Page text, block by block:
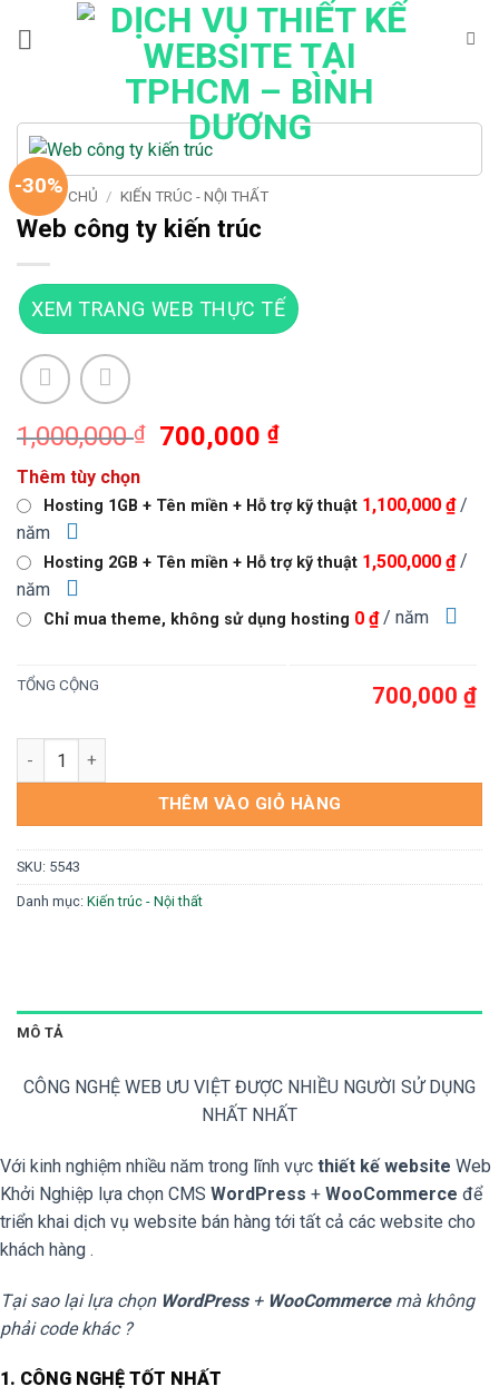
-30%
TRANG CHỦ / KIẾN TRÚC - NỘI THẤT
Web công ty kiến trúc
XEM TRANG WEB THỰC TẾ
1,000,000₫
Giá
1,000,000 ₫.
700,000₫Giá
là:
Thêm tùy chọn
Hosting 1GB + Tên miền + Hỗ trợ kỹ thuật 1,100,000 ₫ /
năm
Hosting 2GB + Tên miền + Hỗ trợ kỹ thuật 1,500,000 ₫ /
năm
Chỉ mua theme, không sử dụng hosting 0 ₫ / năm
TỔNG CỘNG 700,000 ₫
Web công ty kiến trúc số lượng
THÊM VÀO GIỎ HÀNG
SKU: 5543
Danh mục: Kiến trúc - Nội thất
MÔ TẢ
CÔNG NGHỆ WEB ƯU VIỆT ĐƯỢC NHIỀU NGƯỜI SỬ DỤNG
NHẤT NHẤT
Với kinh nghiệm nhiều năm trong lĩnh vực thiết kế website Web
Khởi Nghiệp lựa chọn CMS WordPress + WooCommerce để
triển khai dịch vụ website bán hàng tới tất cả các website cho
khách hàng .
Tại sao lại lựa chọn WordPress+ WooCommercemà không
phải code khác ?
1. CÔNG NGHỆ TỐT NHẤT